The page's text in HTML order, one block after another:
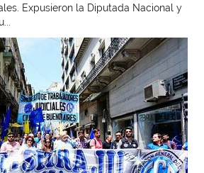
Expusieron la Diputada Nacional y